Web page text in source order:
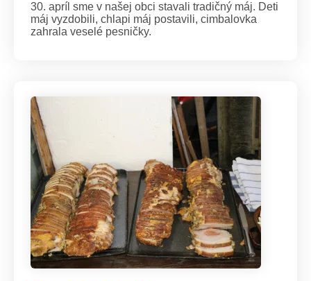
30. apríl sme v našej obci stavali tradičný máj. Deti
máj vyzdobili, chlapi máj postavili, cimbalovka
zahrala veselé pesničky.